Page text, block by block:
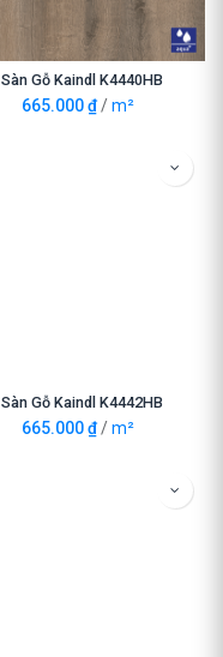
Sàn Gỗ Kaindl K4440HB
665.000₫ /m²
Sàn Gỗ Kaindl K4442HB
665.000₫ /m²